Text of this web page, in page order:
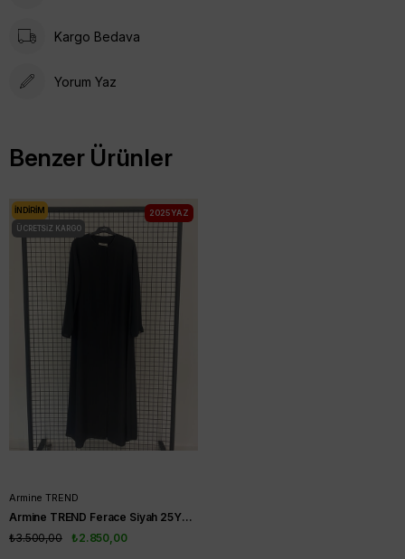
Kargo Bedava
Yorum Yaz
Benzer Ürünler
Armine TREND
Armine TREND Ferace Siyah 25YT5001
₺2.850,00
₺3.500,00
İNDIRIM
ÜCRETSIZ KARGO
2025 YAZ